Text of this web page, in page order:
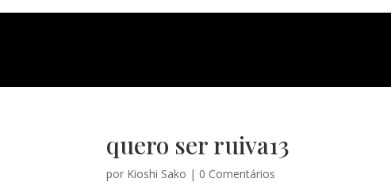
quero ser ruiva13
por Kioshi Sako | 0 Comentários